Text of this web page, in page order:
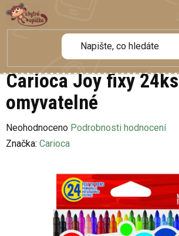
Přejít
na
obsah
Carioca Joy fixy 24ks
omyvatelné
Průměrné
hodnocení
Neohodnoceno Podrobnosti hodnocení
Značka: Carioca